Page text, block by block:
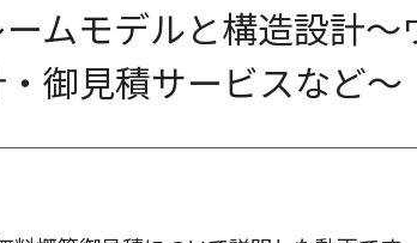
ムモデルと構造設計～
御見積サービスなど～